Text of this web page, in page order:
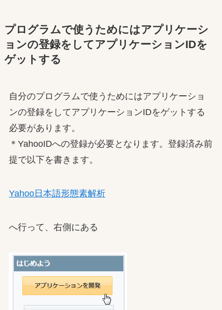
プログラムで使うためにはアプリケーシ
ョンの登録をしてアプリケーションIDを
ゲットする
自分のプログラムで使うためにはアプリケーショ
ンの登録をしてアプリケーションIDをゲットする
必要があります。
＊YahooIDへの登録が必要となります。登録済み前
提で以下を書きます。
Yahoo日本語形態素解析
へ行って、右側にある